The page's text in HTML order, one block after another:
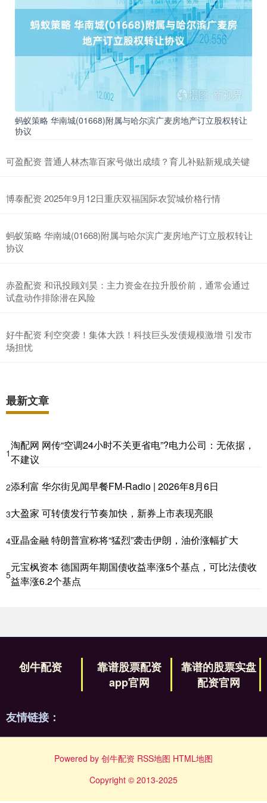
蚂蚁策略 华南城(01668)附属与哈尔滨广麦房地产订立股权转让
协议
可盈配资 普通人林杰靠百家号做出成绩？育儿补贴新规成关键
博泰配资 2025年9月12日重庆双福国际农贸城价格行情
蚂蚁策略 华南城(01668)附属与哈尔滨广麦房地产订立股权转让
协议
赤盈配资 和讯投顾刘昊：主力资金在拉升股价前，通常会通过
试盘动作排除潜在风险
好牛配资 利空突袭！集体大跌！科技巨头发债规模激增 引发市
场担忧
最新文章
1
淘配网 网传“空调24小时不关更省电”?电力公司：无依据，
不建议
2添利富 华尔街见闻早餐FM-Radio | 2026年8月6日
3大盈家 可转债发行节奏加快，新券上市表现亮眼
4亚晶金融 特朗普宣称将“猛烈”袭击伊朗，油价涨幅扩大
5
元宝枫资本 德国两年期国债收益率涨5个基点，可比法债收
益率涨6.2个基点
创牛配资
靠谱股票配资
app官网
靠谱的股票实盘
配资官网
友情链接：
Powered by 创牛配资 RSS地图 HTML地图
Copyright © 2013-2025